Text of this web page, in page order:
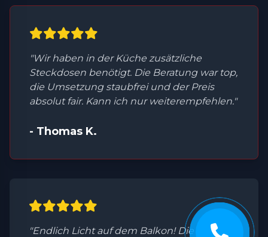
"Wir haben in der Küche zusätzliche
Steckdosen benötigt. Die Beratung war top,
die Umsetzung staubfrei und der Preis
absolut fair. Kann ich nur weiterempfehlen."
- Thomas K.
"Endlich Licht auf dem Balkon! Die